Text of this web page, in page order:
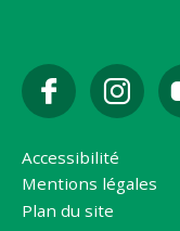
Accessibilité
Mentions légales
Plan du site